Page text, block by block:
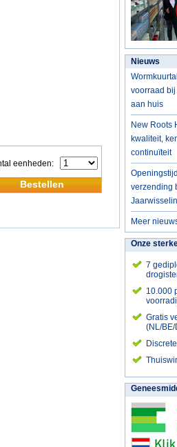
eenheden:
Bestellen
Nieuws
voorraad
aan huis
New Roots
kwaliteit,
continuïteit
verzending
Meer
Onze
7
10.000
Gratis
(NL/